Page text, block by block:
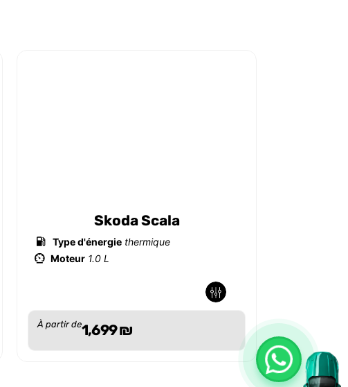
Skoda Scala
Type d'énergie thermique
Moteur 1.0 L
À partir de1,699₪ À partir de